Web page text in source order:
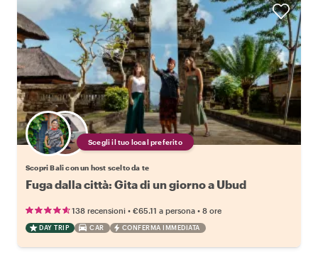
Scegli il tuo local preferito
Scopri Bali con un host scelto da te
Fuga dalla città: Gita di un giorno a Ubud
138 recensioni • €65.11 a persona • 8 ore
DAY TRIP CAR CONFERMA IMMEDIATA